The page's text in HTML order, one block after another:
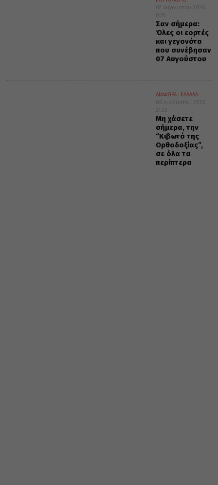
07 Αυγούστου 2026
0:35
Σαν σήμερα:
Όλες οι εορτές
και γεγονότα
που συνέβησαν
07 Αυγούστου
ΔΙΑΦΟΡΑ
ΕΛΛΑΔΑ
06 Αυγούστου 2026
21:25
Μη χάσετε
σήμερα, την
“Κιβωτό της
Ορθοδοξίας”,
σε όλα τα
περίπτερα